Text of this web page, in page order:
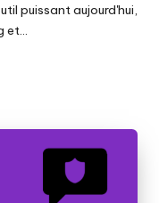
puissant aujourd'hui,
et...